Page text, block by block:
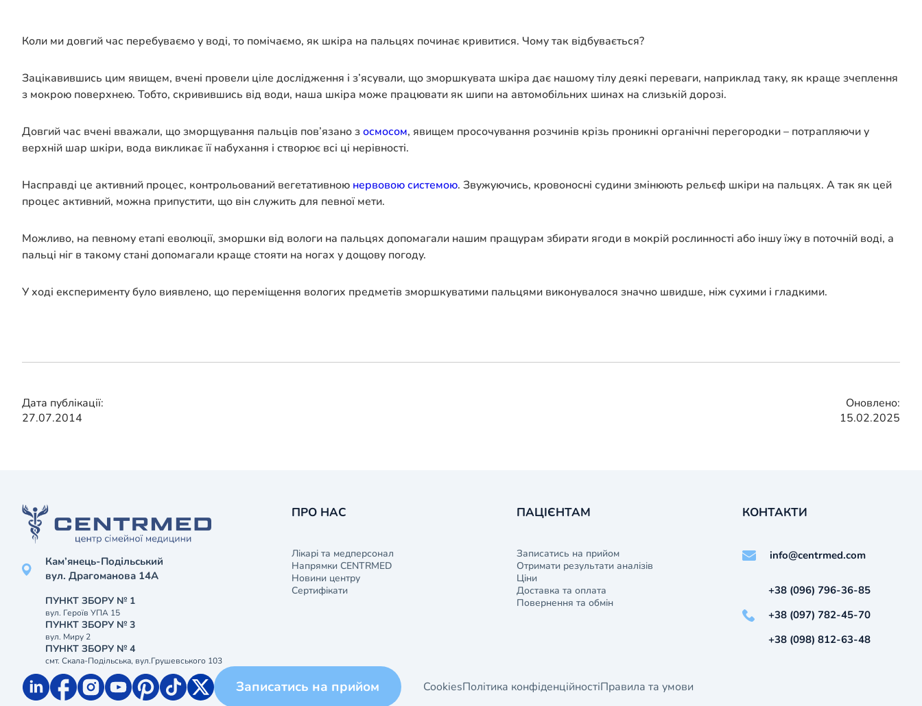
Коли ми довгий час перебуваємо у воді, то помічаємо, як шкіра на пальцях починає кривитися. Чому так відбувається?
Зацікавившись цим явищем, вчені провели ціле дослідження і з’ясували, що зморшкувата шкіра дає нашому тілу деякі переваги, наприклад таку, як краще зчеплення
з мокрою поверхнею. Тобто, скривившись від води, наша шкіра може працювати як шипи на автомобільних шинах на слизькій дорозі.
Довгий час вчені вважали, що зморщування пальців пов’язано зосмосом, явищем просочування розчинів крізь проникні органічні перегородки – потрапляючи у
верхній шар шкіри, вода викликає її набухання і створює всі ці нерівності.
Насправді це активний процес, контрольований вегетативною нервовою системою. Звужуючись, кровоносні судини змінюють рельєф шкіри на пальцях. А так як цей
процес активний, можна припустити, що він служить для певної мети.
Можливо, на певному етапі еволюції, зморшки від вологи на пальцях допомагали нашим пращурам збирати ягоди в мокрій рослинності або іншу їжу в поточній воді, а
пальці ніг в такому стані допомагали краще стояти на ногах у дощову погоду.
У ході експерименту було виявлено, що переміщення вологих предметів зморшкуватими пальцями виконувалося значно швидше, ніж сухими і гладкими.
Дата публікації:
27.07.2014
Оновлено:
15.02.2025
Кам’янець-Подільський
вул. Драгоманова 14А
ПУНКТ ЗБОРУ № 1
вул. Героїв УПА 15
ПУНКТ ЗБОРУ № 3
вул. Миру 2
ПУНКТ ЗБОРУ № 4
смт. Скала-Подільська, вул.Грушевського 103
ПРО НАС
Лікарі та медперсонал
Напрямки CENTRMED
Новини центру
Сертифікати
ПАЦІЄНТАМ
Записатись на прийом
Отримати результати аналізів
Ціни
Доставка та оплата
Повернення та обмін
КОНТАКТИ
info@centrmed.com
+38 (096) 796-36-85
+38 (097) 782-45-70
+38 (098) 812-63-48
Записатись на прийом CookiesПолітика конфіденційностіПравила та умови